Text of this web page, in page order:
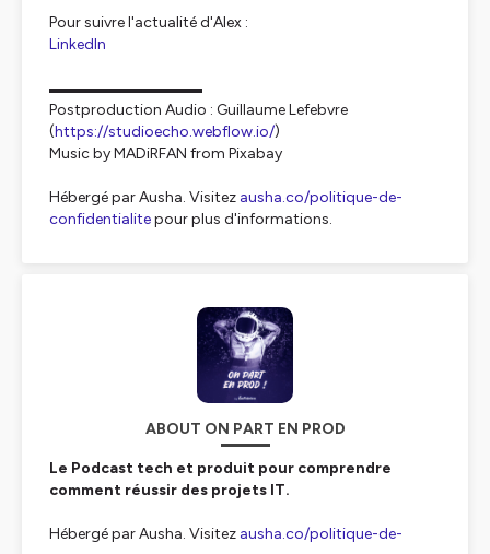
Pour suivre l'actualité d'Alex :
LinkedIn
▬▬▬▬▬▬▬▬▬▬
Postproduction Audio : Guillaume Lefebvre
(https://studioecho.webflow.io/)
Music by MADiRFAN from Pixabay
Hébergé par Ausha. Visitez ausha.co/politique-de-
confidentialitepour plus d'informations.
ABOUT ON PART EN PROD
Le Podcast tech et produit pour comprendre
comment réussir des projets IT.
Hébergé par Ausha. Visitez ausha.co/politique-de-